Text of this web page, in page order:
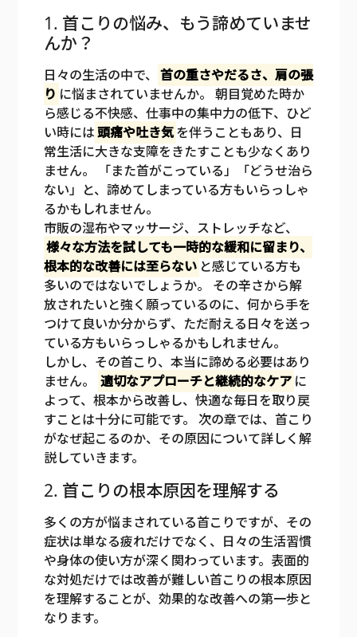
1. 首こりの悩み、もう諦めていませ
んか？
日々の生活の中で、 首の重さやだるさ、肩の張
り に悩まされていませんか。 朝目覚めた時か
ら感じる不快感、仕事中の集中力の低下、ひど
い時には頭痛や吐き気を伴うこともあり、日
常生活に大きな支障をきたすことも少なくあり
ません。 「また首がこっている」「どうせ治ら
ない」と、諦めてしまっている方もいらっしゃ
るかもしれません。
市販の湿布やマッサージ、ストレッチなど、
様々な方法を試しても一時的な緩和に留まり、
根本的な改善には至らない と感じている方も
多いのではないでしょうか。 その辛さから解
放されたいと強く願っているのに、何から手を
つけて良いか分からず、ただ耐える日々を送っ
ている方もいらっしゃるかもしれません。
しかし、その首こり、本当に諦める必要はあり
ません。
適切なアプローチと継続的なケア に
よって、根本から改善し、快適な毎日を取り戻
すことは十分に可能です。 次の章では、首こり
がなぜ起こるのか、その原因について詳しく解
説していきます。
2. 首こりの根本原因を理解する
多くの方が悩まされている首こりですが、その
症状は単なる疲れだけでなく、日々の生活習慣
や身体の使い方が深く関わっています。表面的
な対処だけでは改善が難しい首こりの根本原因
を理解することが、効果的な改善への第一歩と
なります。